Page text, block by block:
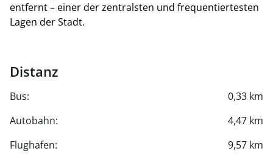
entfernt – einer der zentralsten und frequentiertesten
Lagen der Stadt.
Distanz
Bus:
0,33 km
Autobahn:
4,47 km
Flughafen:
9,57 km